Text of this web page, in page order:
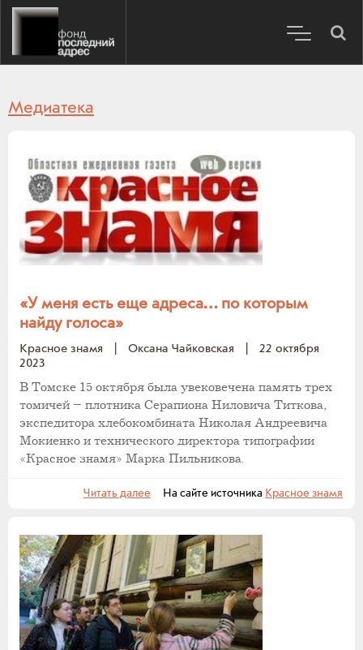
Медиатека
«У меня есть еще адреса… по которым
найду голоса»
Красное знамя Оксана Чайковская
22 октября
2023
В Томске 15 октября была увековечена память трех
томичей – плотника Серапиона Ниловича Титкова,
экспедитора хлебокомбината Николая Андреевича
Мокиенко и технического директора типографии
«Красное знамя» Марка Пильникова.
Читать далее На сайте источника Красное знамя